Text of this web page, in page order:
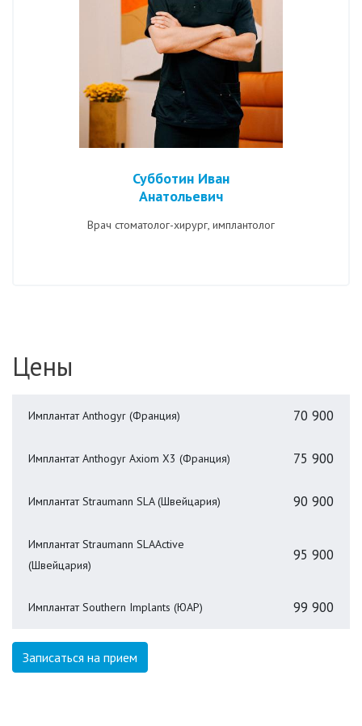
Субботин Иван
Анатольевич
Врач стоматолог-хирург, имплантолог
Цены
Имплантат Anthogyr (Франция) 70 900
Имплантат Anthogyr Axiom Х3 (Франция) 75 900
Имплантат Straumann SLA (Швейцария) 90 900
Имплантат Straumann SLAActive
(Швейцария)
95 900
Имплантат Southern Implants (ЮАР) 99 900
Записаться на прием